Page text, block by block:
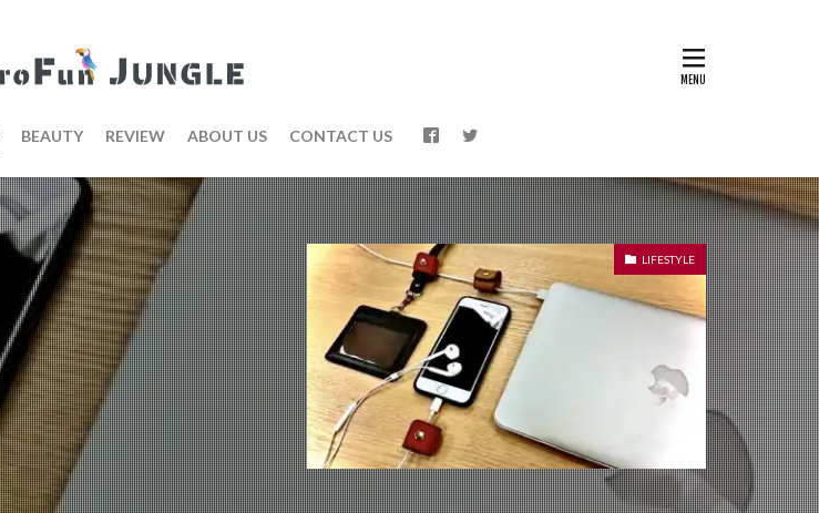
BEAUTY REVIEW ABOUT US CONTACT US
LIFESTYLE